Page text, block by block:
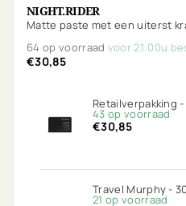
NIGHT.RIDER
Matte paste met een uiterst
64 op voorraad voor 21:00u
€30,85
Retailverpakking
43 op voorraad
€30,85
Travel Murphy -
21 op voorraad